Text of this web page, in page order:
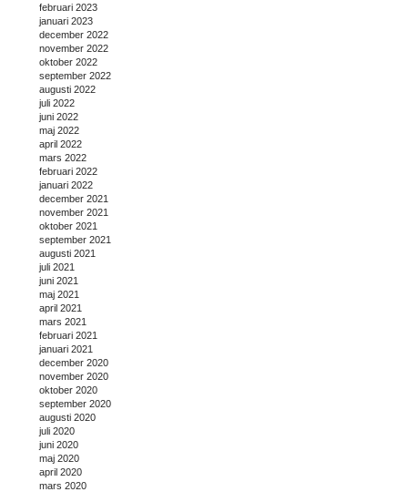
februari 2023
januari 2023
december 2022
november 2022
oktober 2022
september 2022
augusti 2022
juli 2022
juni 2022
maj 2022
april 2022
mars 2022
februari 2022
januari 2022
december 2021
november 2021
oktober 2021
september 2021
augusti 2021
juli 2021
juni 2021
maj 2021
april 2021
mars 2021
februari 2021
januari 2021
december 2020
november 2020
oktober 2020
september 2020
augusti 2020
juli 2020
juni 2020
maj 2020
april 2020
mars 2020